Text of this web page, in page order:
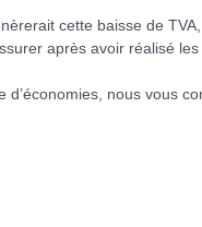
cette baisse de
après avoir réalisé
nous vous